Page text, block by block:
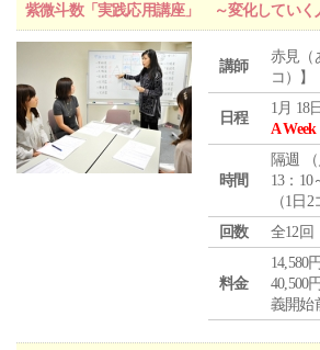
紫微斗数「実践応用講座」 ～変化していく
講師
赤見（
コ）】
日程
1月 18
A Week
時間
隔週 （
13：10
（1日2
回数
全12回
料金
14,580
40,500
義開始